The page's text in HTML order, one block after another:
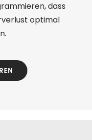
dass
optimal